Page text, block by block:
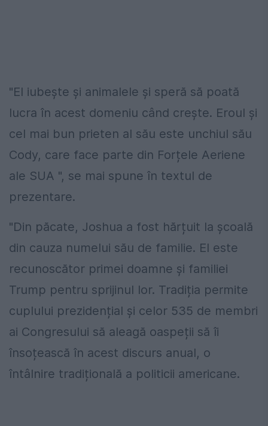
"El iubește și animalele și speră să poată
lucra în acest domeniu când crește. Eroul și
cel mai bun prieten al său este unchiul său
Cody, care face parte din Forțele Aeriene
ale SUA ", se mai spune în textul de
prezentare.
"Din păcate, Joshua a fost hărțuit la școală
din cauza numelui său de familie. El este
recunoscător primei doamne și familiei
Trump pentru sprijinul lor. Tradiția permite
cuplului prezidențial și celor 535 de membri
ai Congresului să aleagă oaspeții să îi
însoțească în acest discurs anual, o
întâlnire tradițională a politicii americane.